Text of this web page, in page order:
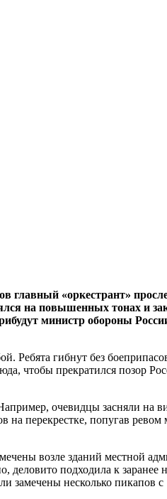
«оркестрант»
на повышенных тонах и
министр обороны
Ребята гибнут без
чтобы прекратился позор
очевидцы засняли на
перекрестке, попугав ревом
возле зданий местной
деловито подходила к заранее
замечены несколько пикапов с